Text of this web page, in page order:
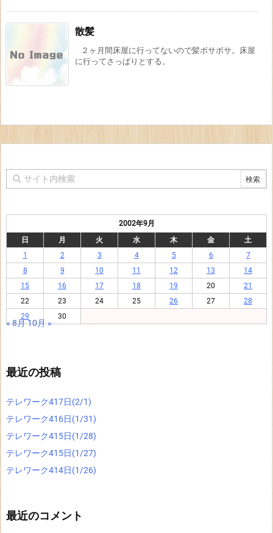
散髪
２ヶ月間床屋に行ってないので髪ボサボサ。床屋
に行ってさっぱりとする。
2002年9月
日
月 火 水 木 金
土
1
2 3 4 5 6
7
8
9 10 11 12 13
14
15
16 17 18 19 20
21
22
23 24 25 26 27
28
29
30
« 8月10月 »
最近の投稿
テレワーク417日(2/1)
テレワーク416日(1/31)
テレワーク415日(1/28)
テレワーク415日(1/27)
テレワーク414日(1/26)
最近のコメント